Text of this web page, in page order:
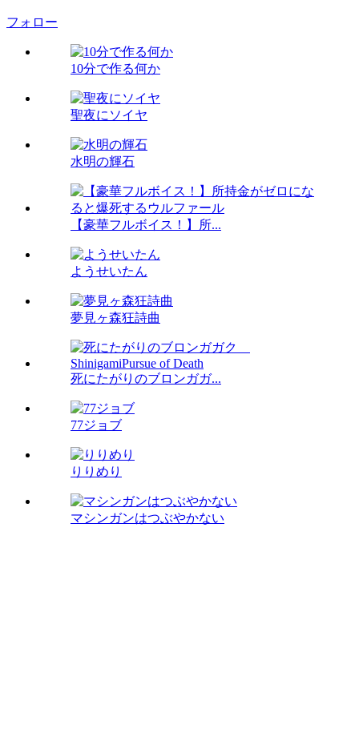
フォロー
10分で作る何か
聖夜にソイヤ
水明の輝石
【豪華フルボイス！】所...
ようせいたん
夢見ヶ森狂詩曲
死にたがりのブロンガガ...
77ジョブ
りりめり
マシンガンはつぶやかない